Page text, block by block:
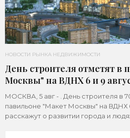
НОВОСТИ РЫНКА НЕДВИЖИМОСТИ
День строителя отметят в
Москвы" на ВДНХ 6 и 9
«Строительство»
МОСКВА, 5 авг - . День строителя в
павильоне "Макет Москвы" на ВДНХ
расскажут о развитии города и